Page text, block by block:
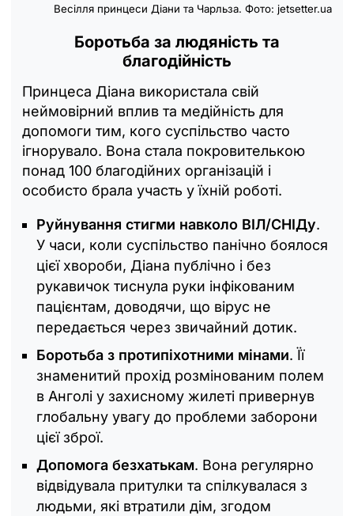
Весілля принцеси Діани та Чарльза. Фото: jetsetter.ua
Боротьба за людяність та
благодійність
Принцеса Діана використала свій
неймовірний вплив та медійність для
допомоги тим, кого суспільство часто
ігнорувало. Вона стала покровителькою
понад 100 благодійних організацій і
особисто брала участь у їхній роботі.
Руйнування стигми навколо ВІЛ/СНІДу.
У часи, коли суспільство панічно боялося
цієї хвороби, Діана публічно і без
рукавичок тиснула руки інфікованим
пацієнтам, доводячи, що вірус не
передається через звичайний дотик.
Боротьба з протипіхотними мінами. Її
знаменитий прохід розмінованим полем
в Анголі у захисному жилеті привернув
глобальну увагу до проблеми заборони
цієї зброї.
Допомога безхатькам. Вона регулярно
відвідувала притулки та спілкувалася з
людьми, які втратили дім, згодом